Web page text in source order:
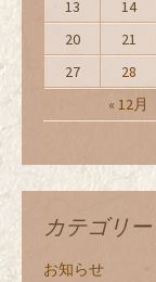
« 12月
13 14
20
21
27
28
カテゴリー
お知らせ